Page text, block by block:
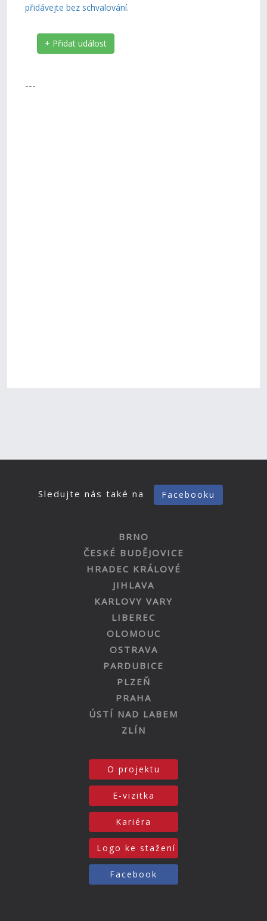
přidávejte bez schvalování.
+ Přidat událost
---
Sledujte nás také na Facebooku
BRNO
ČESKÉ BUDĚJOVICE
HRADEC KRÁLOVÉ
JIHLAVA
KARLOVY VARY
LIBEREC
OLOMOUC
OSTRAVA
PARDUBICE
PLZEŇ
PRAHA
ÚSTÍ NAD LABEM
ZLÍN
O projektu
E-vizitka
Kariéra
Logo ke stažení
Facebook